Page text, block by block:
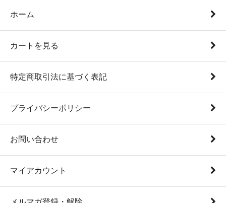
ホーム
カートを見る
特定商取引法に基づく表記
プライバシーポリシー
お問い合わせ
マイアカウント